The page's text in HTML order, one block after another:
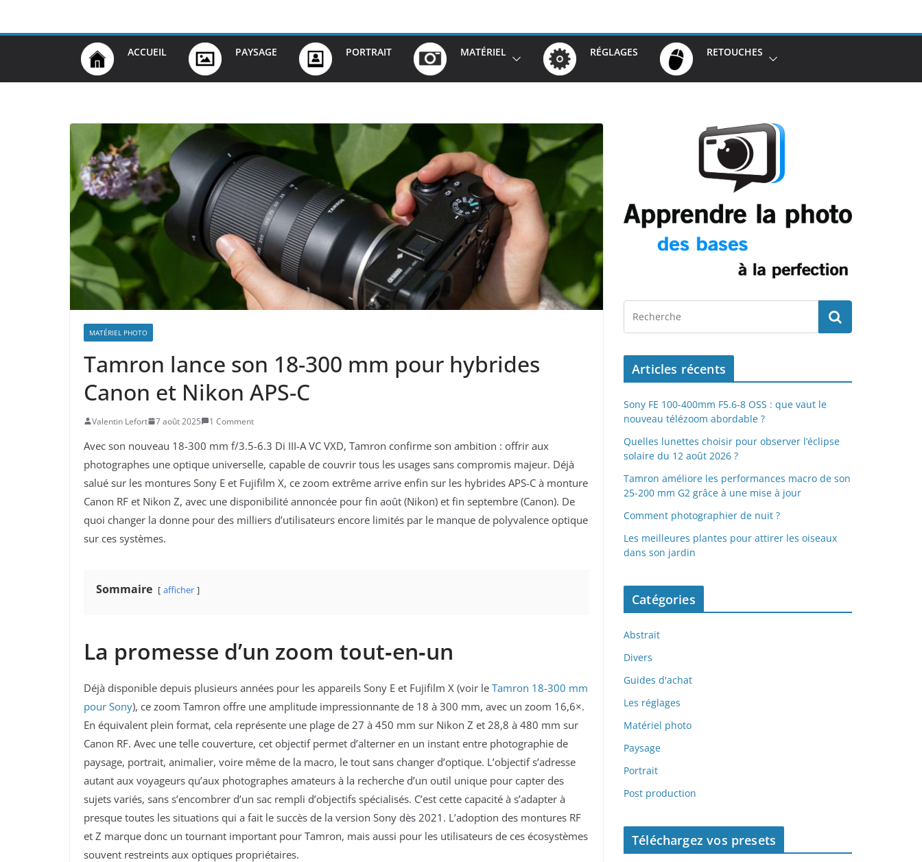
ACCUEIL PAYSAGE PORTRAIT MATÉRIEL RÉGLAGES RETOUCHES
MATÉRIEL PHOTO
Tamron lance son 18-300 mm pour hybrides
Canon et Nikon APS-C
Valentin Lefort 7 août 2025 1 Comment
Avec son nouveau 18-300 mm f/3.5-6.3 Di III-A VC VXD, Tamron confirme son ambition : offrir aux
photographes une optique universelle, capable de couvrir tous les usages sans compromis majeur. Déjà
salué sur les montures Sony E et Fujifilm X, ce zoom extrême arrive enfin sur les hybrides APS-C à monture
Canon RF et Nikon Z, avec une disponibilité annoncée pour fin août (Nikon) et fin septembre (Canon). De
quoi changer la donne pour des milliers d’utilisateurs encore limités par le manque de polyvalence optique
sur ces systèmes.
Sommaire afficher
La promesse d’un zoom tout‑en‑un
Déjà disponible depuis plusieurs années pour les appareils Sony E et Fujifilm X (voir le Tamron 18-300 mm
pour Sony), ce zoom Tamron offre une amplitude impressionnante de 18 à 300 mm, avec un zoom 16,6×.
En équivalent plein format, cela représente une plage de 27 à 450 mm sur Nikon Z et 28,8 à 480 mm sur
Canon RF. Avec une telle couverture, cet objectif permet d’alterner en un instant entre photographie de
paysage, portrait, animalier, voire même de la macro, le tout sans changer d’optique. L’objectif s’adresse
autant aux voyageurs qu’aux photographes amateurs à la recherche d’un outil unique pour capter des
sujets variés, sans s’encombrer d’un sac rempli d’objectifs spécialisés. C’est cette capacité à s’adapter à
presque toutes les situations qui a fait le succès de la version Sony dès 2021. L’adoption des montures RF
et Z marque donc un tournant important pour Tamron, mais aussi pour les utilisateurs de ces écosystèmes
souvent restreints aux optiques propriétaires.
Articles récents
Sony FE 100-400mm F5.6-8 OSS : que vaut le
nouveau télézoom abordable ?
Quelles lunettes choisir pour observer l’éclipse
solaire du 12 août 2026 ?
Tamron améliore les performances macro de son
25-200 mm G2 grâce à une mise à jour
Comment photographier de nuit ?
Les meilleures plantes pour attirer les oiseaux
dans son jardin
Catégories
Abstrait
Divers
Guides d'achat
Les réglages
Matériel photo
Paysage
Portrait
Post production
Téléchargez vos presets